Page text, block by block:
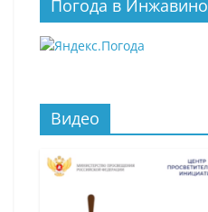
Погода в Инжавино
Видео